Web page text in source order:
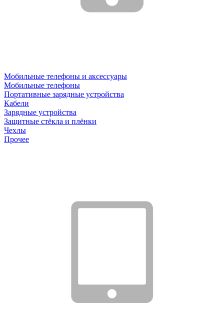
Мобильные телефоны и аксессуары
Мобильные телефоны
Портативные зарядные устройства
Кабели
Зарядные устройства
Защитные стёкла и плёнки
Чехлы
Прочее